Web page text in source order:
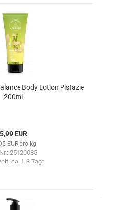
Body Lotion Pistazie
200ml
5,99 EUR
EUR pro kg
25120085
ca. 1-3 Tage